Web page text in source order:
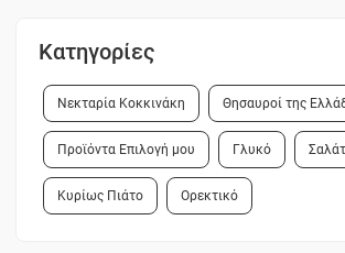
Κατηγορίες
Νεκταρία Κοκκινάκη Θησαυροί της
Προϊόντα Επιλογή μου Γλυκό
Κυρίως Πιάτο Ορεκτικό